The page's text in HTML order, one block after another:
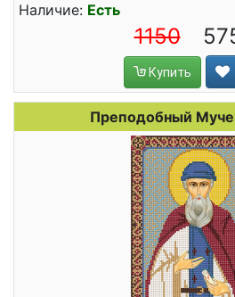
Наличие: Есть
1150
Купить
Преподобный